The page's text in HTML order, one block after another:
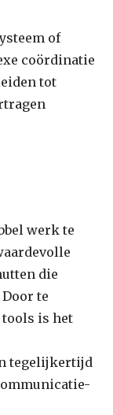
of
coördinatie
tot
werk te
die
te
tools is het
tegelijkertijd